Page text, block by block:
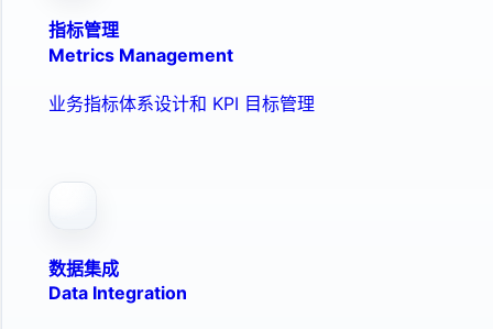
指标管理
Metrics Management
业务指标体系设计和 KPI 目标管理
数据集成
Data Integration